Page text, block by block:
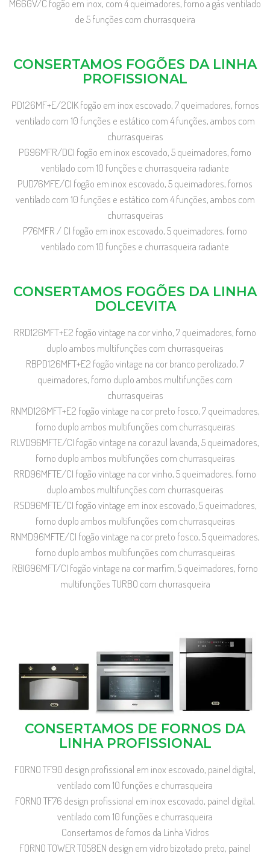
M66GV/C fogão em inox, com 4 queimadores, forno a gás ventilado
de 5 funções com churrasqueira
CONSERTAMOS FOGÕES DA LINHA
PROFISSIONAL
PD126MF+E/2CIK fogão em inox escovado, 7 queimadores, fornos
ventilado com 10 funções e estático com 4 funções, ambos com
churrasqueiras
PG96MFR/DCI fogão em inox escovado, 5 queimadores, forno
ventilado com 10 funções e churrasqueira radiante
PUD76MFE/CI fogão em inox escovado, 5 queimadores, fornos
ventilado com 10 funções e estático com 4 funções, ambos com
churrasqueiras
P76MFR / CI fogão em inox escovado, 5 queimadores, forno
ventilado com 10 funções e churrasqueira radiante
CONSERTAMOS FOGÕES DA LINHA
DOLCEVITA
RRD126MFT+E2 fogão vintage na cor vinho, 7 queimadores, forno
duplo ambos multifunções com churrasqueiras
RBPD126MFT+E2 fogão vintage na cor branco perolizado, 7
queimadores, forno duplo ambos multifunções com
churrasqueiras
RNMD126MFT+E2 fogão vintage na cor preto fosco, 7 queimadores,
forno duplo ambos multifunções com churrasqueiras
RLVD96MFTE/CI fogão vintage na cor azul lavanda, 5 queimadores,
forno duplo ambos multifunções com churrasqueiras
RRD96MFTE/CI fogão vintage na cor vinho, 5 queimadores, forno
duplo ambos multifunções com churrasqueiras
RSD96MFTE/CI fogão vintage em inox escovado, 5 queimadores,
forno duplo ambos multifunções com churrasqueiras
RNMD96MFTE/CI fogão vintage na cor preto fosco, 5 queimadores,
forno duplo ambos multifunções com churrasqueiras
RBIG96MFT/CI fogão vintage na cor marfim, 5 queimadores, forno
multifunções TURBO com churrasqueira
CONSERTAMOS DE FORNOS DA
LINHA PROFISSIONAL
FORNO TF90 design profissional em inox escovado, painel digital,
ventilado com 10 funções e churrasqueira
FORNO TF76 design profissional em inox escovado, painel digital,
ventilado com 10 funções e churrasqueira
Consertamos de fornos da Linha Vidros
FORNO TOWER TO58EN design em vidro bizotado preto, painel